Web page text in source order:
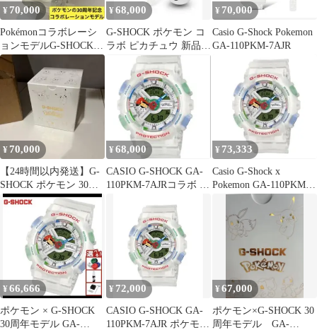
¥ 70,000
Pokémonコラボレーシ
ョンモデルG-SHOCK
GA-110PKM-7AJR
¥68,000
G-SHOCK ポケモン コ
ラボ ピカチュウ 新品
未使用 タグ付き
¥ 70,000
Casio G-Shock Pokemon
GA-110PKM-7AJR
¥ 70,000
【24時間以内発送】G-
SHOCK ポケモン 30周
年記念
¥ 68,000
CASIO G-SHOCK GA-
110PKM-7AJRコラボ ポ
¥ 73,333
Casio G-Shock x
Pokemon GA-110PKM-
¥ 66,666
ポケモン × G-SHOCK
30周年モデル GA-
¥ 72,000
CASIO G-SHOCK GA-
110PKM-7AJR ポケモン
¥67,000
ポケモン×G-SHOCK 30
周年モデル GA-